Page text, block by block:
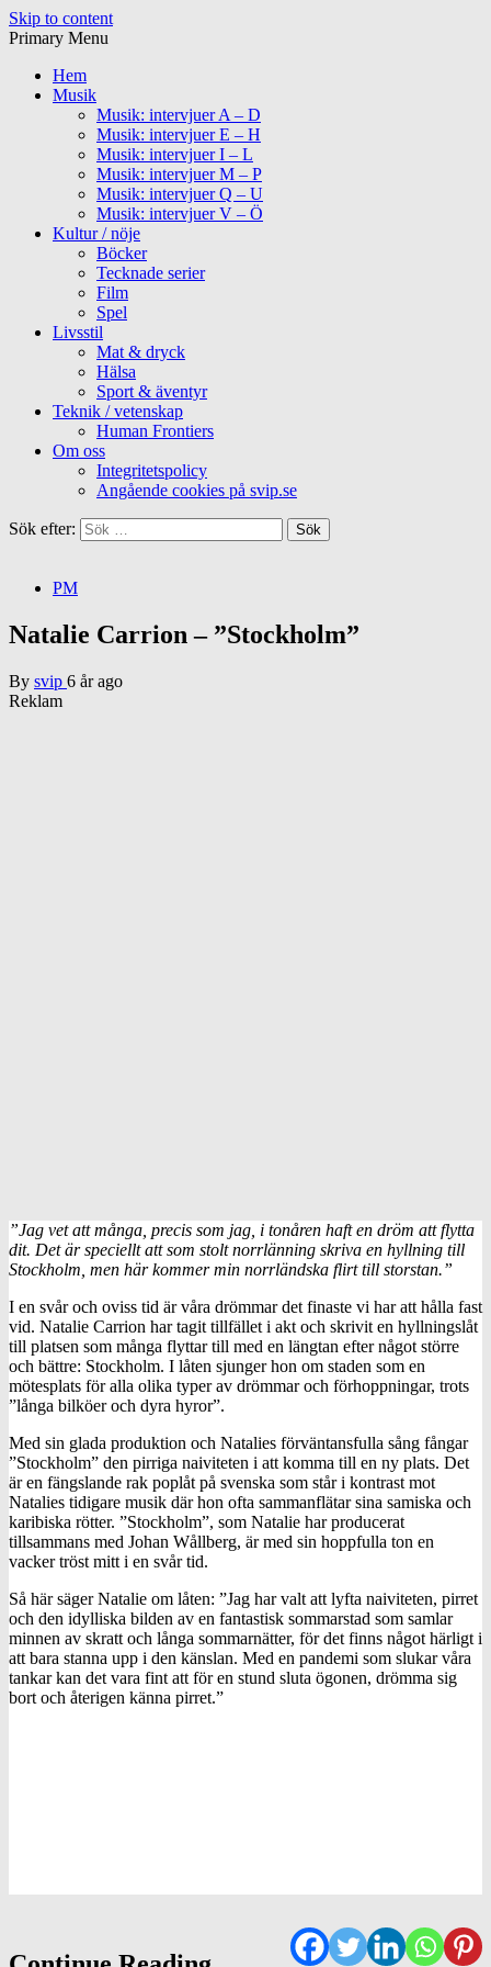
Skip to content
Primary Menu
Hem
Musik
Musik: intervjuer A – D
Musik: intervjuer E – H
Musik: intervjuer I – L
Musik: intervjuer M – P
Musik: intervjuer Q – U
Musik: intervjuer V – Ö
Kultur / nöje
Böcker
Tecknade serier
Film
Spel
Livsstil
Mat & dryck
Hälsa
Sport & äventyr
Teknik / vetenskap
Human Frontiers
Om oss
Integritetspolicy
Angående cookies på svip.se
Sök efter:
PM
Natalie Carrion – ”Stockholm”
By svip 6 år ago
Reklam
”Jag vet att många, precis som jag, i tonåren haft en dröm att flytta
dit. Det är speciellt att som stolt norrlänning skriva en hyllning till
Stockholm, men här kommer min norrländska flirt till storstan.”
I en svår och oviss tid är våra drömmar det finaste vi har att hålla fast
vid. Natalie Carrion har tagit tillfället i akt och skrivit en hyllningslåt
till platsen som många flyttar till med en längtan efter något större
och bättre: Stockholm. I låten sjunger hon om staden som en
mötesplats för alla olika typer av drömmar och förhoppningar, trots
”långa bilköer och dyra hyror”.
Med sin glada produktion och Natalies förväntansfulla sång fångar
”Stockholm” den pirriga naiviteten i att komma till en ny plats. Det
är en fängslande rak poplåt på svenska som står i kontrast mot
Natalies tidigare musik där hon ofta sammanflätar sina samiska och
karibiska rötter. ”Stockholm”, som Natalie har producerat
tillsammans med Johan Wållberg, är med sin hoppfulla ton en
vacker tröst mitt i en svår tid.
Så här säger Natalie om låten: ”Jag har valt att lyfta naiviteten, pirret
och den idylliska bilden av en fantastisk sommarstad som samlar
minnen av skratt och långa sommarnätter, för det finns något härligt i
att bara stanna upp i den känslan. Med en pandemi som slukar våra
tankar kan det vara fint att för en stund sluta ögonen, drömma sig
bort och återigen känna pirret.”